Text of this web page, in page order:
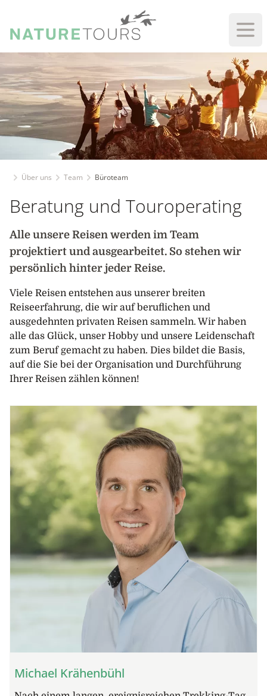
Über uns Team Büroteam
Beratung und Touroperating
Alle unsere Reisen werden im Team
projektiert und ausgearbeitet. So stehen wir
persönlich hinter jeder Reise.
Viele Reisen entstehen aus unserer breiten
Reiseerfahrung, die wir auf beruflichen und
ausgedehnten privaten Reisen sammeln. Wir haben
alle das Glück, unser Hobby und unsere Leidenschaft
zum Beruf gemacht zu haben. Dies bildet die Basis,
auf die Sie bei der Organisation und Durchführung
Ihrer Reisen zählen können!
Michael Krähenbühl